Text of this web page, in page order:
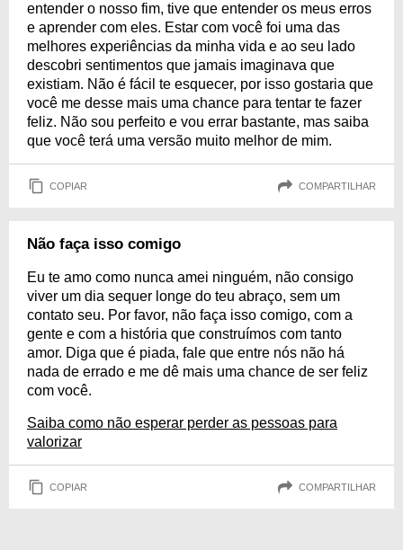
entender o nosso fim, tive que entender os meus erros
e aprender com eles. Estar com você foi uma das
melhores experiências da minha vida e ao seu lado
descobri sentimentos que jamais imaginava que
existiam. Não é fácil te esquecer, por isso gostaria que
você me desse mais uma chance para tentar te fazer
feliz. Não sou perfeito e vou errar bastante, mas saiba
que você terá uma versão muito melhor de mim.
COPIAR COMPARTILHAR
Não faça isso comigo
Eu te amo como nunca amei ninguém, não consigo
viver um dia sequer longe do teu abraço, sem um
contato seu. Por favor, não faça isso comigo, com a
gente e com a história que construímos com tanto
amor. Diga que é piada, fale que entre nós não há
nada de errado e me dê mais uma chance de ser feliz
com você.
Saiba como não esperar perder as pessoas para
valorizar
COPIAR COMPARTILHAR